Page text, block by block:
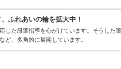
ふれあいの輪を拡大中！
じた服薬指導を心がけています。そうした
ど、多角的に展開しています。